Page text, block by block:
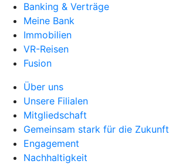
Banking & Verträge
Meine Bank
Immobilien
VR-Reisen
Fusion
Über uns
Unsere Filialen
Mitgliedschaft
Gemeinsam stark für die Zukunft
Engagement
Nachhaltigkeit